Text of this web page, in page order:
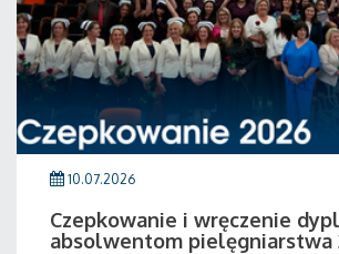
10.07.2026
Czepkowanie i wręczenie
absolwentom pielęgniarstwa